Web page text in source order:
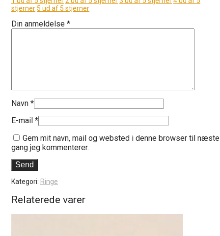
stjerner 5 ud af 5 stjerner
Din anmeldelse *
Navn *
E-mail *
Gem mit navn, mail og websted i denne browser til næste
gang jeg kommenterer.
Kategori: Ringe
Relaterede varer